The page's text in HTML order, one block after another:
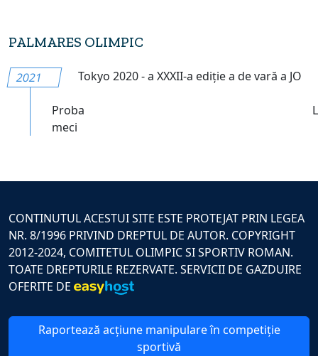
PALMARES OLIMPIC
2021 Tokyo 2020 - a XXXII-a ediție a de vară a JO
Proba
meci
CONTINUTUL ACESTUI SITE ESTE PROTEJAT PRIN LEGEA
NR. 8/1996 PRIVIND DREPTUL DE AUTOR. COPYRIGHT
2012-2024, COMITETUL OLIMPIC SI SPORTIV ROMAN.
TOATE DREPTURILE REZERVATE. SERVICII DE GAZDUIRE
OFERITE DE
Raportează acțiune manipulare în competiție
sportivă